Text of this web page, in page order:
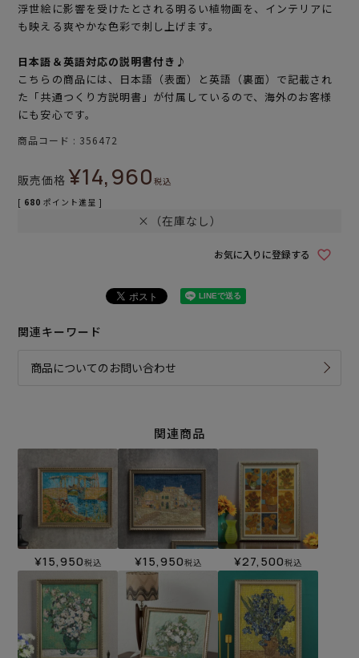
浮世絵に影響を受けたとされる明るい植物画を、インテリアに
も映える爽やかな色彩で刺し上げます。
日本語＆英語対応の説明書付き♪
こちらの商品には、日本語（表面）と英語（裏面）で記載され
た「共通つくり方説明書」が付属しているので、海外のお客様
にも安心です。
商品コード 356472
販売価格 ¥14,960税込
[ 680 ポイント進呈 ]
×（在庫なし）
お気に入りに登録する
関連キーワード
商品についてのお問い合わせ
関連商品
¥15,950税込 ¥15,950税込 ¥27,500税込